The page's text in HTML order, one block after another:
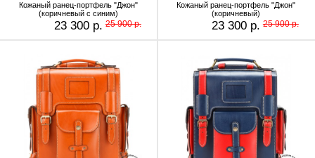
Кожаный ранец-портфель "Джон"
(коричневый с синим)
23 300 р. 25 900 р.
Кожаный ранец-портфель "Джон"
(коричневый)
23 300 р. 25 900 р.